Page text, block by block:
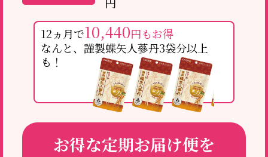
12ヵ月で10,440円もお得
なんと、謹製蝶矢人蔘丹3袋分以上
も！
お得な定期お届け便を